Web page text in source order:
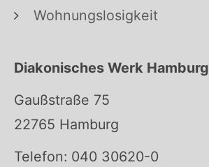
Wohnungslosigkeit
Diakonisches Werk Hamburg
Gaußstraße 75
22765 Hamburg
Telefon: 040 30620-0